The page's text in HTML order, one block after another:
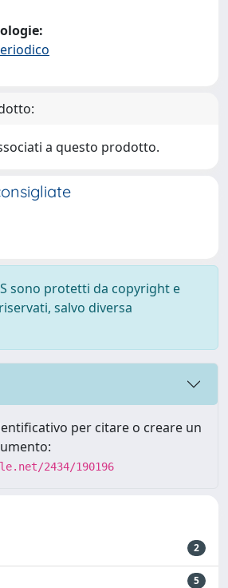
a questo prodotto.
sono protetti da copyright e
salvo diversa
per citare o creare un
2434/190196
2
5